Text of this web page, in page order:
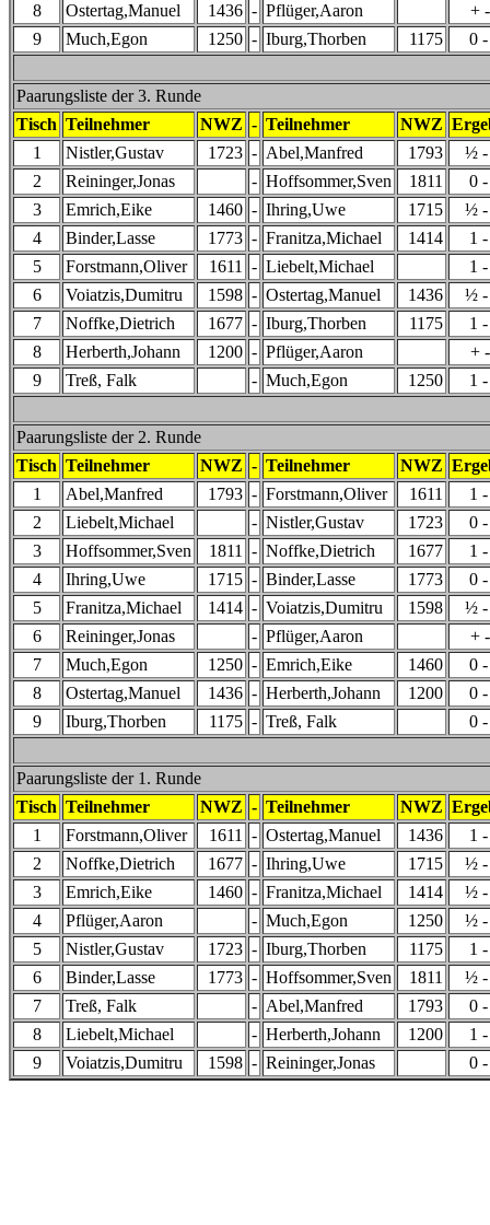
8
Ostertag,Manuel 1436 - Pflüger,Aaron
+
9
Much,Egon 1250 - Iburg,Thorben 1175 0
Paarungsliste der 3. Runde
Tisch Teilnehmer NWZ - Teilnehmer NWZ
1
Nistler,Gustav 1723 - Abel,Manfred 1793
½
2
Reininger,Jonas - Hoffsommer,Sven 1811
0
3
Emrich,Eike 1460 - Ihring,Uwe 1715
½
4
Binder,Lasse 1773 - Franitza,Michael 1414
1
5
Forstmann,Oliver 1611 - Liebelt,Michael
1
6
Voiatzis,Dumitru 1598 - Ostertag,Manuel 1436
½
7
Noffke,Dietrich 1677 - Iburg,Thorben 1175
1
8
Herberth,Johann 1200 - Pflüger,Aaron
+
9
Treß, Falk - Much,Egon 1250 1
Paarungsliste der 2. Runde
Tisch Teilnehmer NWZ - Teilnehmer NWZ
1
Abel,Manfred 1793 - Forstmann,Oliver 1611
1
2
Liebelt,Michael - Nistler,Gustav 1723
0
3
Hoffsommer,Sven 1811 - Noffke,Dietrich 1677
1
4
Ihring,Uwe 1715 - Binder,Lasse 1773
0
5
Franitza,Michael 1414 - Voiatzis,Dumitru 1598
½
6
Reininger,Jonas - Pflüger,Aaron
+
7
Much,Egon 1250 - Emrich,Eike 1460
0
8
Ostertag,Manuel 1436 - Herberth,Johann 1200
0
9
Iburg,Thorben 1175 - Treß, Falk 0
Paarungsliste der 1. Runde
Tisch Teilnehmer NWZ - Teilnehmer NWZ
1
Forstmann,Oliver 1611 - Ostertag,Manuel 1436
1
2
Noffke,Dietrich 1677 - Ihring,Uwe 1715
½
3
Emrich,Eike 1460 - Franitza,Michael 1414
½
4
Pflüger,Aaron - Much,Egon 1250
½
5
Nistler,Gustav 1723 - Iburg,Thorben 1175
1
6
Binder,Lasse 1773 - Hoffsommer,Sven 1811
½
7
Treß, Falk - Abel,Manfred 1793
0
8
Liebelt,Michael - Herberth,Johann 1200
1
9
Voiatzis,Dumitru 1598 - Reininger,Jonas 0